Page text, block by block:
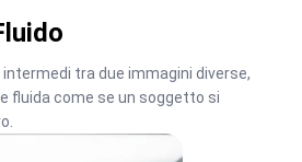
intermedi tra due immagini diverse,
fluida come se un soggetto si